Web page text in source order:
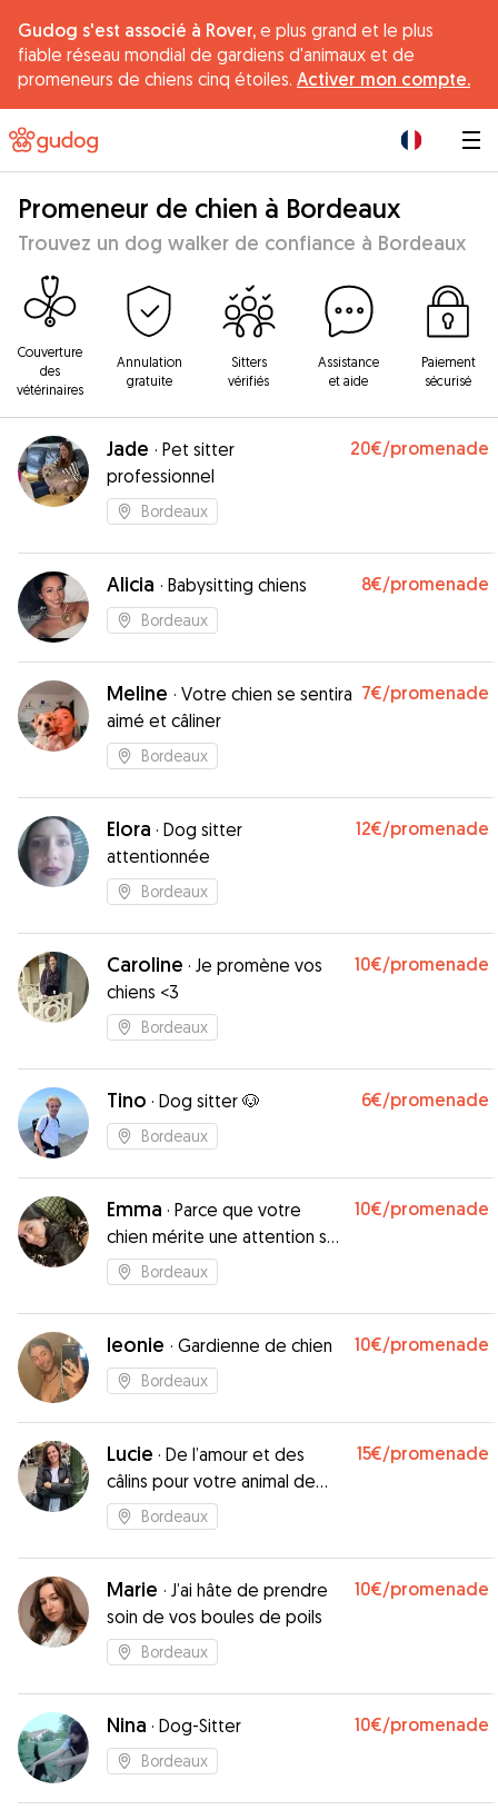
Gudog s'est associé à Rover, e plus grand et le plus
fiable réseau mondial de gardiens d'animaux et de
promeneurs de chiens cinq étoiles. Activer mon compte.
Promeneur de chien à Bordeaux
Trouvez un dog walker de confiance à Bordeaux
Couverture
des
vétérinaires
Annulation
gratuite
Sitters
vérifiés
Assistance
et aide
Paiement
sécurisé
Jade · Pet sitter
professionnel
20€/promenade
Bordeaux
Alicia · Babysitting chiens 8€/promenade
Bordeaux
Meline · Votre chien se sentira
aimé et câliner
7€/promenade
Bordeaux
Elora · Dog sitter
attentionnée
12€/promenade
Bordeaux
Caroline · Je promène vos
chiens <3
10€/promenade
Bordeaux
Tino · Dog sitter 🐶 6€/promenade
Bordeaux
Emma · Parce que votre
chien mérite une attention sur
mesure !
10€/promenade
Bordeaux
leonie · Gardienne de chien 10€/promenade
Bordeaux
Lucie · De l’amour et des
câlins pour votre animal de
compagnie
15€/promenade
Bordeaux
Marie · J’ai hâte de prendre
soin de vos boules de poils
10€/promenade
Bordeaux
Nina · Dog-Sitter 10€/promenade
Bordeaux